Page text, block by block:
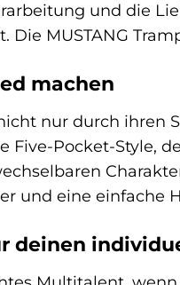
und die
MUSTANG
machen
nur durch
Five-Pocket-Style,
und eine einfache
deinen